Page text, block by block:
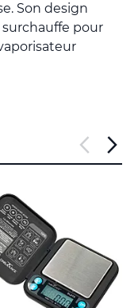
Son design
pour